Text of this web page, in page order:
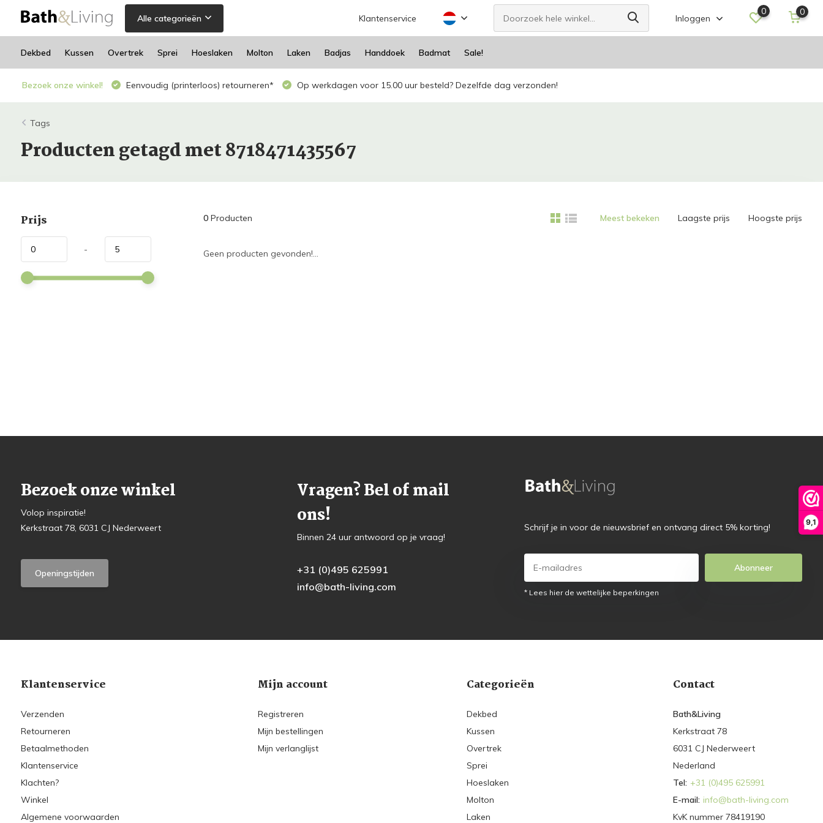
9,1
Alle categorieën Klantenservice Inloggen
0 0
Dekbed Kussen Overtrek Sprei Hoeslaken Molton Laken Badjas Handdoek Badmat Sale!
Bezoek onze winkel! Eenvoudig (printerloos) retourneren* Op werkdagen voor 15.00 uur besteld? Dezelfde dag verzonden!
Tags
Producten getagd met 8718471435567
Prijs
-
0Producten Meest bekeken Laagste prijs Hoogste prijs
Geen producten gevonden!...
Bezoek onze winkel
Volop inspiratie!
Kerkstraat 78, 6031 CJ Nederweert
Openingstijden
Vragen? Bel of mail
ons!
Binnen 24 uur antwoord op je vraag!
+31 (0)495 625991
info@bath-living.com
Schrijf je in voor de nieuwsbrief en ontvang direct 5% korting!
Abonneer
* Lees hier de wettelijke beperkingen
Klantenservice
Verzenden
Retourneren
Betaalmethoden
Klantenservice
Klachten?
Winkel
Algemene voorwaarden
Mijn account
Registreren
Mijn bestellingen
Mijn verlanglijst
Categorieën
Dekbed
Kussen
Overtrek
Sprei
Hoeslaken
Molton
Laken
Contact
Bath&Living
Kerkstraat 78
6031 CJ Nederweert
Nederland
Tel: +31 (0)495 625991
E-mail: info@bath-living.com
KvK nummer 78419190